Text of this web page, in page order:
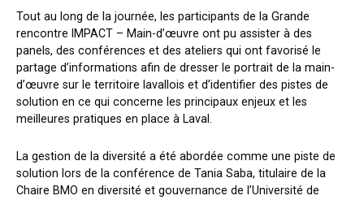
Tout au long de la journée, les participants de la Grande
rencontre IMPACT – Main-d’œuvre ont pu assister à des
panels, des conférences et des ateliers qui ont favorisé le
partage d’informations afin de dresser le portrait de la main-
d’œuvre sur le territoire lavallois et d’identifier des pistes de
solution en ce qui concerne les principaux enjeux et les
meilleures pratiques en place à Laval.
La gestion de la diversité a été abordée comme une piste de
solution lors de la conférence de Tania Saba, titulaire de la
Chaire BMO en diversité et gouvernance de l’Université de